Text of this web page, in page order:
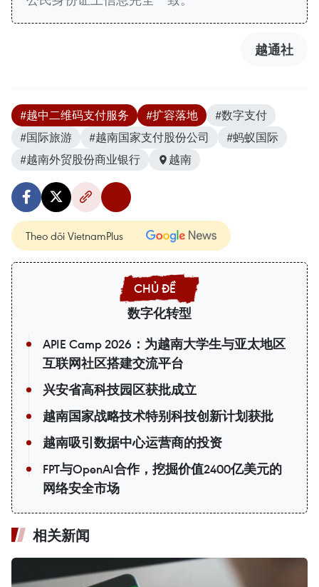
越通社
#越中二维码支付服务 #扩容落地
#数字支付
#国际旅游
#越南国家支付股份公司
#蚂蚁国际
#越南外贸股份商业银行
越南
Theo dõi VietnamPlus
数字化转型
APIE Camp 2026：为越南大学生与亚太地区
互联网社区搭建交流平台
兴安省高科技园区获批成立
越南国家战略技术特别科技创新计划获批
越南吸引数据中心运营商的投资
FPT与OpenAI合作，挖掘价值2400亿美元的
网络安全市场
相关新闻